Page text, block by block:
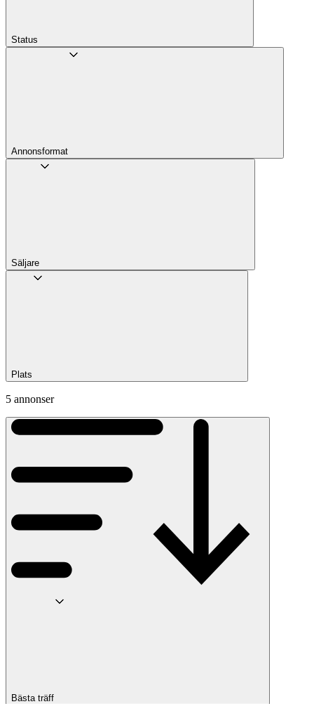
Status
Annons­format
Säljare
Plats
5 annonser
Bästa träff